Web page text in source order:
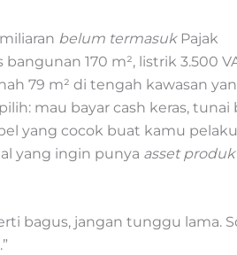
belum termasukPajak
170 m², listrik 3.500
79 m² di tengah kawasan
mau bayar cash keras, tunai
yang cocok buat kamu
yang ingin punya asset
bagus, jangan tunggu lama.